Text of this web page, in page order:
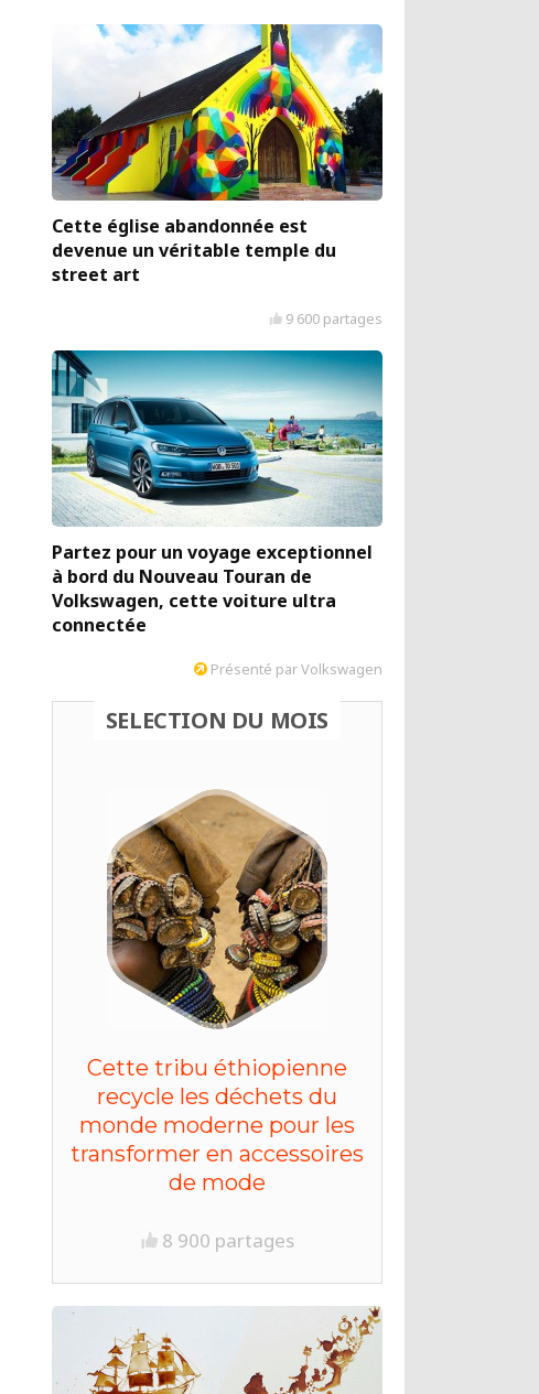
Cette église abandonnée est
devenue un véritable temple du
street art
9 600 partages
Partez pour un voyage exceptionnel
à bord du Nouveau Touran de
Volkswagen, cette voiture ultra
connectée
Présenté par Volkswagen
SELECTION DU MOIS
Cette tribu éthiopienne
recycle les déchets du
monde moderne pour les
transformer en accessoires
de mode
8 900 partages